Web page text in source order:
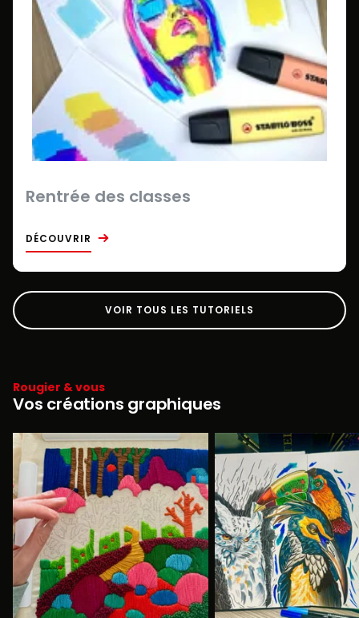
Rentrée des classes
DÉCOUVRIR
VOIR TOUS LES TUTORIELS
Rougier & vous
Vos créations graphiques